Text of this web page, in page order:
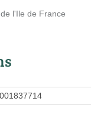
l'Ile de France